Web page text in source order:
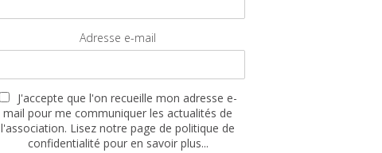
Adresse e-mail
J'accepte que l'on recueille mon adresse e-
mail pour me communiquer les actualités de
l'association. Lisez notre page de politique de
confidentialité pour en savoir plus...